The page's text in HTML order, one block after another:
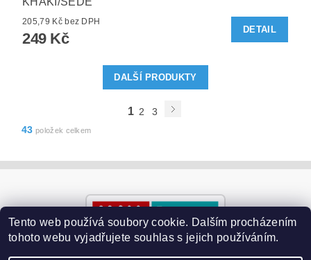
205,79 Kč bez DPH
249 Kč
DETAIL
DALŠÍ PRODUKTY
1 2
3
43 položek celkem
Tento web používá soubory cookie. Dalším procházením
tohoto webu vyjadřujete souhlas s jejich používáním.